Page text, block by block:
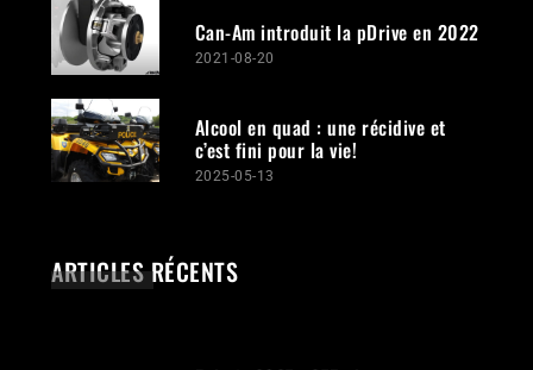
Can-Am introduit la pDrive en 2022
2021-08-20
Alcool en quad : une récidive et
c’est fini pour la vie!
2025-05-13
ARTICLES RÉCENTS